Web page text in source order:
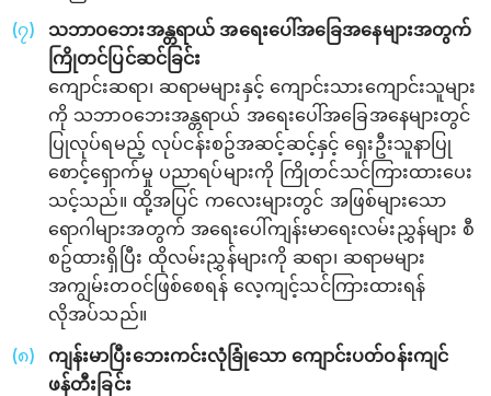
သဘာဝဘေးအန္တရာယ် အရေးပေါ်အခြေအနေများအတွက်
ကြိုတင်ပြင်ဆင်ခြင်း
ကျောင်းဆရာ၊ ဆရာမများနှင့် ကျောင်းသားကျောင်းသူများ
ကို သဘာဝဘေးအန္တရာယ် အရေးပေါ်အခြေအနေများတွင်
ပြုလုပ်ရမည့် လုပ်ငန်းစဥ်အဆင့်ဆင့်နှင့် ရှေးဦးသူနာပြု
စောင့်ရှောက်မှု ပညာရပ်များကို ကြိုတင်သင်ကြားထားပေး
သင့်သည်။ ထို့အပြင် ကလေးများတွင် အဖြစ်များသော
ရောဂါများအတွက် အရေးပေါ်ကျန်းမာရေးလမ်းညွှန်များ စီ
စဥ်ထားရှိပြီး ထိုလမ်းညွှန်များကို ဆရာ၊ ဆရာမများ
အကျွမ်းတဝင်ဖြစ်စေရန် လေ့ကျင့်သင်ကြားထားရန်
လိုအပ်သည်။
ကျန်းမာပြီးဘေးကင်းလုံခြုံသော ကျောင်းပတ်ဝန်းကျင်
ဖန်တီးခြင်း